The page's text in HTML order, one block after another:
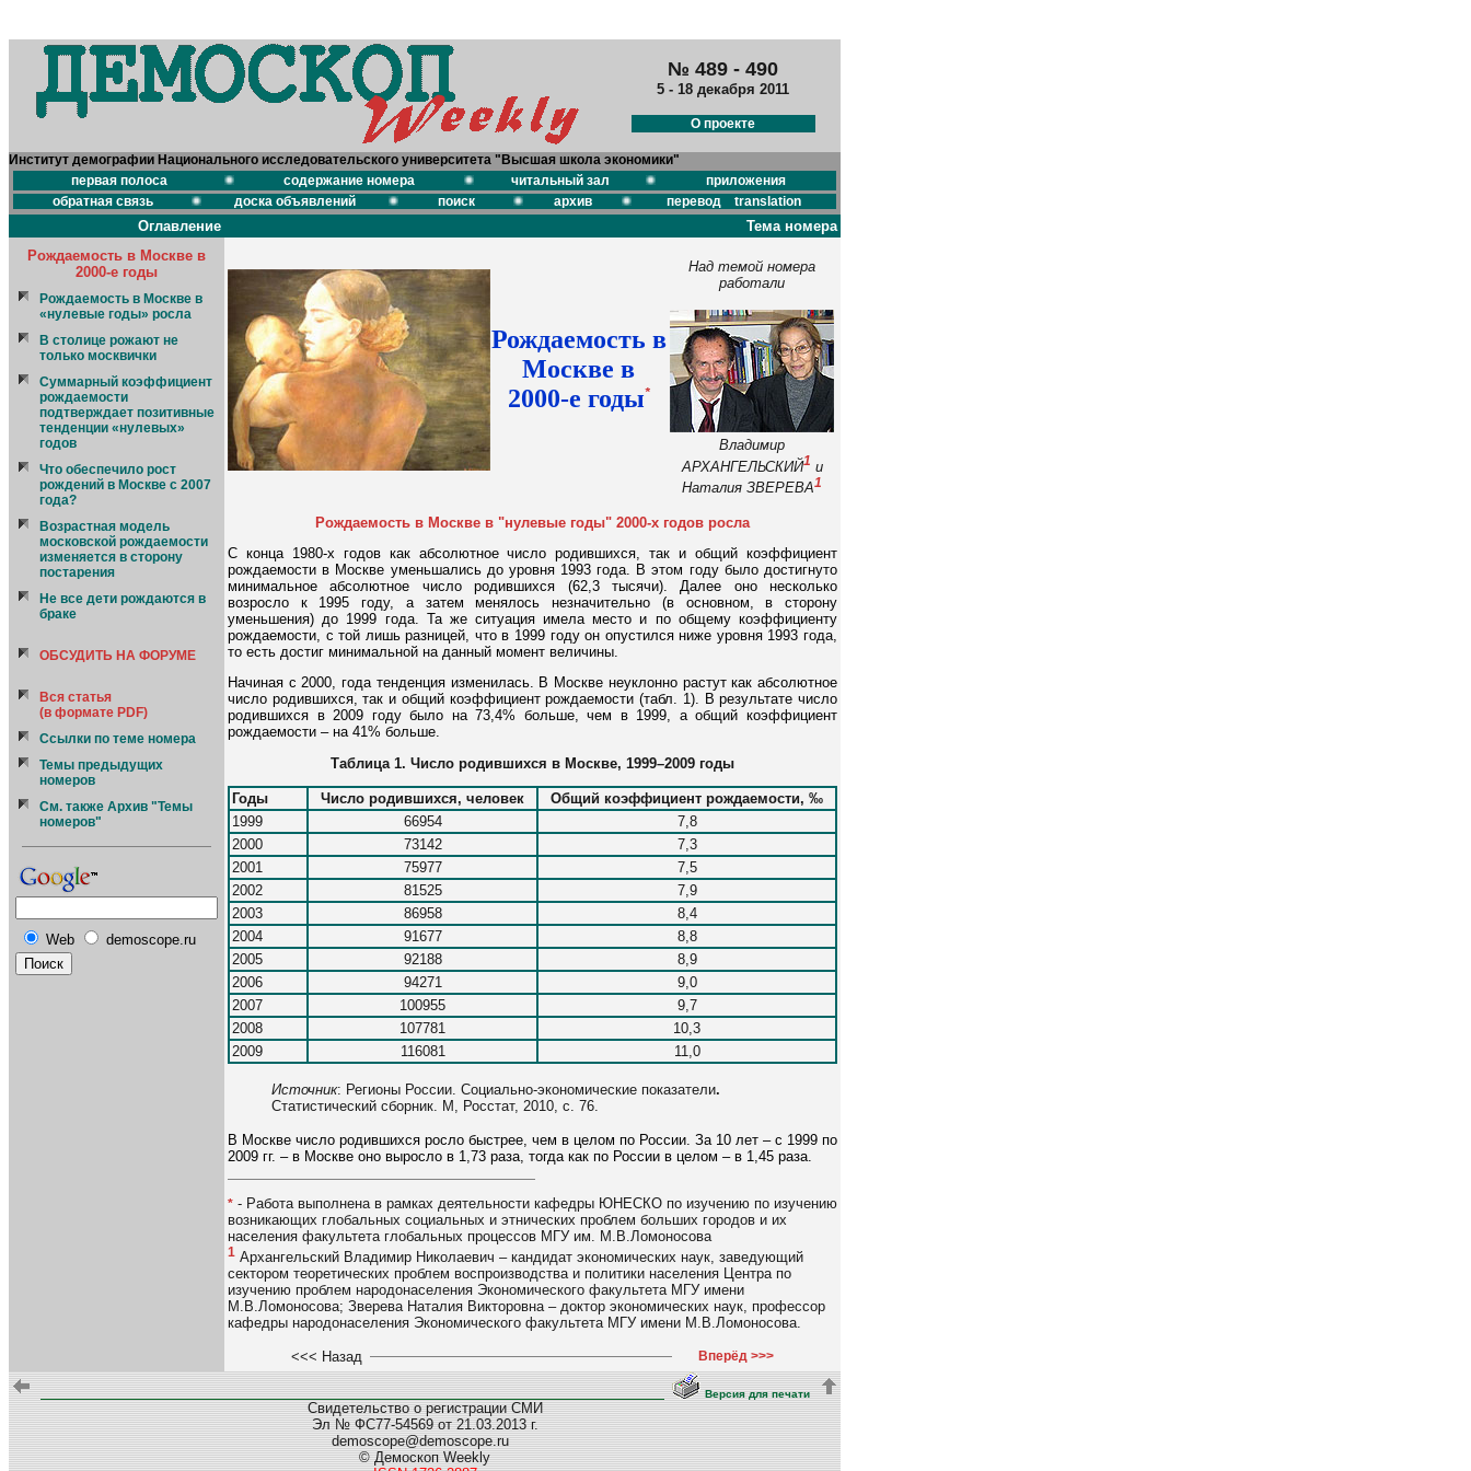
№ 489 - 490
5 - 18 декабря 2011
О проекте
Институт демографии Национального исследовательского университета "Высшая школа экономики"
первая полоса
содержание номера читальный зал
приложения
обратная связь
доска объявлений поиск архив перевод translation
Оглавление
Тема номера
Рождаемость в Москве в
2000-е годы
Рождаемость в Москве в
«нулевые годы» росла
В столице рожают не
только москвички
Суммарный коэффициент
рождаемости
подтверждает позитивные
тенденции «нулевых»
годов
Что обеспечило рост
рождений в Москве с 2007
года?
Возрастная модель
московской рождаемости
изменяется в сторону
постарения
Не все дети рождаются в
браке
ОБСУДИТЬ НА ФОРУМЕ
Вся статья
(в формате PDF)
Ссылки по теме номера
Темы предыдущих
номеров
См. также Архив "Темы
номеров"
Web demoscope.ru
Рождаемость в
Москве в
2000-е годы*
Над темой номера
работали
Владимир
АРХАНГЕЛЬСКИЙ1 и
Наталия ЗВЕРЕВА1
Рождаемость в Москве в "нулевые годы" 2000-х годов росла
С конца 1980-х годов как абсолютное число родившихся, так и общий коэффициент
рождаемости в Москве уменьшались до уровня 1993 года. В этом году было достигнуто
минимальное абсолютное число родившихся (62,3 тысячи). Далее оно несколько
возросло к 1995 году, а затем менялось незначительно (в основном, в сторону
уменьшения) до 1999 года. Та же ситуация имела место и по общему коэффициенту
рождаемости, с той лишь разницей, что в 1999 году он опустился ниже уровня 1993 года,
то есть достиг минимальной на данный момент величины.
Начиная с 2000, года тенденция изменилась. В Москве неуклонно растут как абсолютное
число родившихся, так и общий коэффициент рождаемости (табл. 1). В результате число
родившихся в 2009 году было на 73,4% больше, чем в 1999, а общий коэффициент
рождаемости – на 41% больше.
Таблица 1. Число родившихся в Москве, 1999–2009 годы
Годы Число родившихся, человек
Общий коэффициент рождаемости, ‰
1999
66954
7,8
2000
73142
7,3
2001
75977
7,5
2002
81525
7,9
2003
86958
8,4
2004
91677
8,8
2005
92188
8,9
2006
94271
9,0
2007
100955
9,7
2008
107781
10,3
2009
116081 11,0
Источник: Регионы России. Социально-экономические показатели.
Статистический сборник. М, Росстат, 2010, с. 76.
В Москве число родившихся росло быстрее, чем в целом по России. За 10 лет – с 1999 по
2009 гг. – в Москве оно выросло в 1,73 раза, тогда как по России в целом – в 1,45 раза.
* - Работа выполнена в рамках деятельности кафедры ЮНЕСКО по изучению по изучению
возникающих глобальных социальных и этнических проблем больших городов и их
населения факультета глобальных процессов МГУ им. М.В.Ломоносова
1 Архангельский Владимир Николаевич – кандидат экономических наук, заведующий
сектором теоретических проблем воспроизводства и политики населения Центра по
изучению проблем народонаселения Экономического факультета МГУ имени
М.В.Ломоносова; Зверева Наталия Викторовна – доктор экономических наук, профессор
кафедры народонаселения Экономического факультета МГУ имени М.В.Ломоносова.
<<< Назад Вперёд >>>
Версия для печати
Свидетельство о регистрации СМИ
Эл № ФС77-54569 от 21.03.2013 г.
demoscope@demoscope.ru
© Демоскоп Weekly